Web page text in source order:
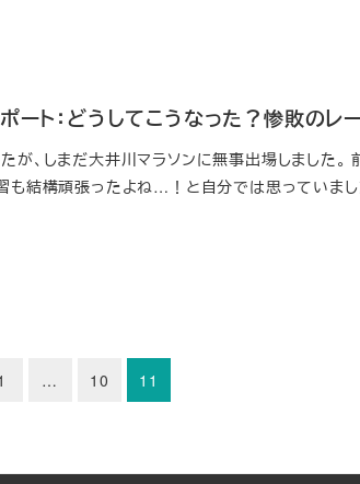
ート：どうしてこうなった？惨敗のレ
が、しまだ大井川マラソンに無事出場しました。
も結構頑張ったよね…！と自分では思っていま
… 10 11